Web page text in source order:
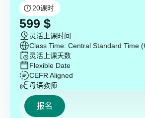
20课时
599 $
灵活上课时间
Class Time: Central Standard Time
灵活上课天数
Flexible Date
CEFR Aligned
母语教师
报名